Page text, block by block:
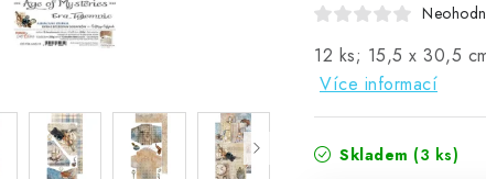
12 ks; 15,5 x 30,5
Více informací
Skladem (3 ks)